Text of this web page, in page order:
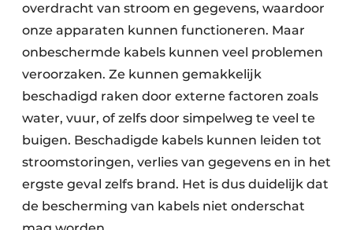
Warmtepompen
overdracht van stroom en gegevens, waardoor
onze apparaten kunnen functioneren. Maar
onbeschermde kabels kunnen veel problemen
veroorzaken. Ze kunnen gemakkelijk
beschadigd raken door externe factoren zoals
water, vuur, of zelfs door simpelweg te veel te
buigen. Beschadigde kabels kunnen leiden tot
stroomstoringen, verlies van gegevens en in het
ergste geval zelfs brand. Het is dus duidelijk dat
de bescherming van kabels niet onderschat